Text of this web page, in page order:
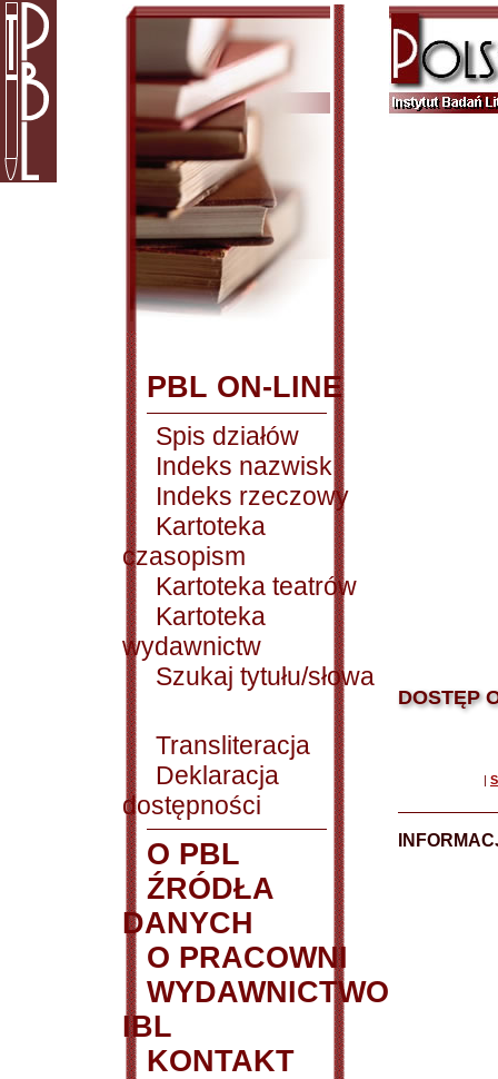
PBL ON-LINE
Spis działów
Indeks nazwisk
Indeks rzeczowy
Kartoteka
czasopism
Kartoteka teatrów
Kartoteka
wydawnictw
Szukaj tytułu/słowa
Transliteracja
Deklaracja
dostępności
O PBL
ŹRÓDŁA
DANYCH
O PRACOWNI
WYDAWNICTWO
IBL
KONTAKT
DOSTĘP
|